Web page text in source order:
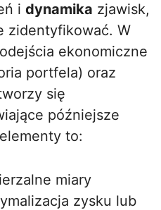
i dynamika zjawisk,
zidentyfikować. W
ekonomiczne
portfela) oraz
się
późniejsze
to:
miary
zysku lub